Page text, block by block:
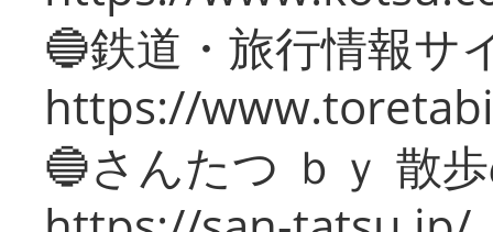
🔵鉄道・旅行情報サ
https://
🔵さんたつ ｂｙ 散